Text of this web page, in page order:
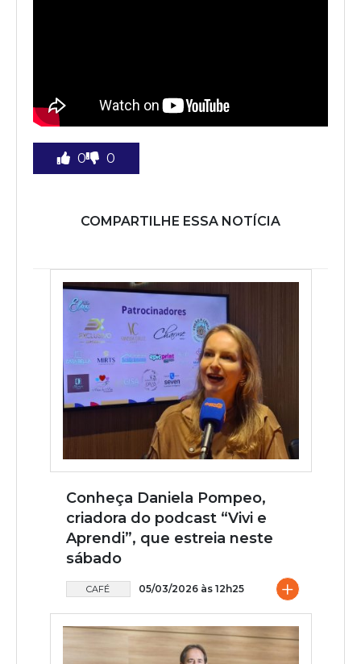
0 0
COMPARTILHE ESSA NOTÍCIA
Conheça Daniela Pompeo,
criadora do podcast “Vivi e
Aprendi”, que estreia neste
sábado
CAFÉ 05/03/2026 às 12h25 +